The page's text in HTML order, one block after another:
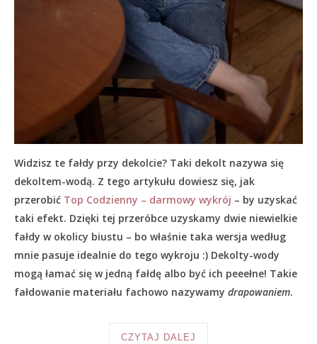
Widzisz te fałdy przy dekolcie? Taki dekolt nazywa się
dekoltem-wodą. Z tego artykułu dowiesz się, jak
przerobić Top Codzienny – darmowy wykrój – by uzyskać
taki efekt. Dzięki tej przeróbce uzyskamy dwie niewielkie
fałdy w okolicy biustu – bo właśnie taka wersja według
mnie pasuje idealnie do tego wykroju :) Dekolty-wody
mogą łamać się w jedną fałdę albo być ich peeełne! Takie
fałdowanie materiału fachowo nazywamy drapowaniem.
CZYTAJ DALEJ